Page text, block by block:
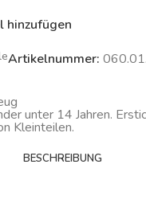
hinzufügen
Artikelnummer:
unter 14 Jahren.
Kleinteilen.
BESCHREIBUNG